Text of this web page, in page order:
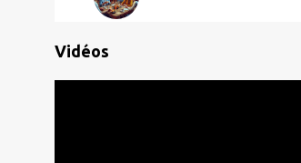
Vidéos